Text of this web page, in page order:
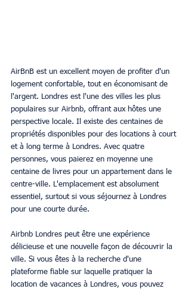
AirBnB est un excellent moyen de profiter d'un
logement confortable, tout en économisant de
l'argent. Londres est l'une des villes les plus
populaires sur Airbnb, offrant aux hôtes une
perspective locale. Il existe des centaines de
propriétés disponibles pour des locations à court
et à long terme à Londres. Avec quatre
personnes, vous paierez en moyenne une
centaine de livres pour un appartement dans le
centre-ville. L'emplacement est absolument
essentiel, surtout si vous séjournez à Londres
pour une courte durée.
Airbnb Londres peut être une expérience
délicieuse et une nouvelle façon de découvrir la
ville. Si vous êtes à la recherche d'une
plateforme fiable sur laquelle pratiquer la
location de vacances à Londres, vous pouvez